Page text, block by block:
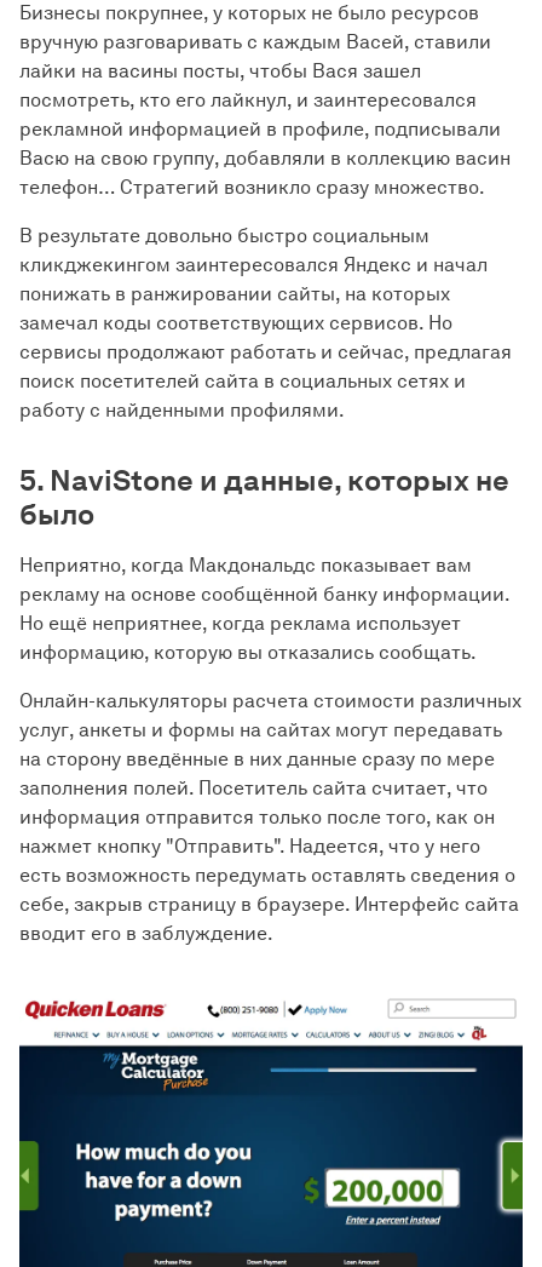
Бизнесы покрупнее, у которых не было ресурсов
вручную разговаривать с каждым Васей, ставили
лайки на васины посты, чтобы Вася зашел
посмотреть, кто его лайкнул, и заинтересовался
рекламной информацией в профиле, подписывали
Васю на свою группу, добавляли в коллекцию васин
телефон… Стратегий возникло сразу множество.
В результате довольно быстро социальным
кликджекингом заинтересовался Яндекс и начал
понижать в ранжировании сайты, на которых
замечал коды соответствующих сервисов. Но
сервисы продолжают работать и сейчас, предлагая
поиск посетителей сайта в социальных сетях и
работу с найденными профилями.
5. NaviStone и данные, которых не
было
Неприятно, когда Макдональдс показывает вам
рекламу на основе сообщённой банку информации.
Но ещё неприятнее, когда реклама использует
информацию, которую вы отказались сообщать.
Онлайн-калькуляторы расчета стоимости различных
услуг, анкеты и формы на сайтах могут передавать
на сторону введённые в них данные сразу по мере
заполнения полей. Посетитель сайта считает, что
информация отправится только после того, как он
нажмет кнопку "Отправить". Надеется, что у него
есть возможность передумать оставлять сведения о
себе, закрыв страницу в браузере. Интерфейс сайта
вводит его в заблуждение.